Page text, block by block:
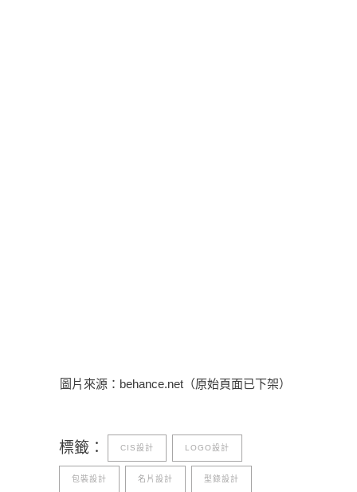
圖片來源：behance.net（原始頁面已下架）
標籤： CIS設計 LOGO設計
包裝設計 名片設計 型錄設計